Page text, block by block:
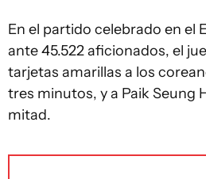
En el partido celebrado en el
ante 45.522 aficionados, el
tarjetas amarillas a los
tres minutos, y a Paik Seung
mitad.